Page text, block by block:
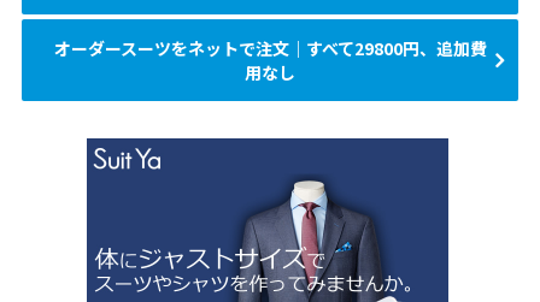
オーダースーツをネットで注文｜すべて29800円、追加費
用なし